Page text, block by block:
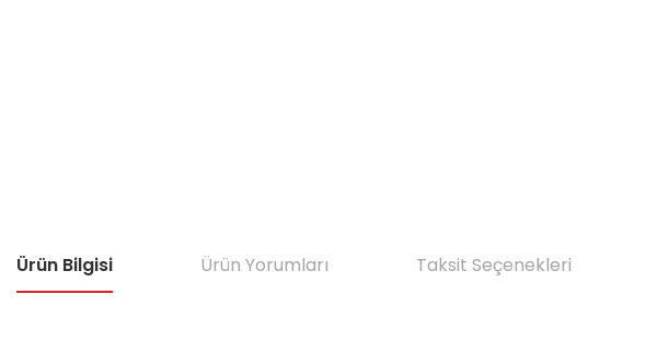
Ürün Bilgisi Ürün Yorumları Taksit Seçenekleri